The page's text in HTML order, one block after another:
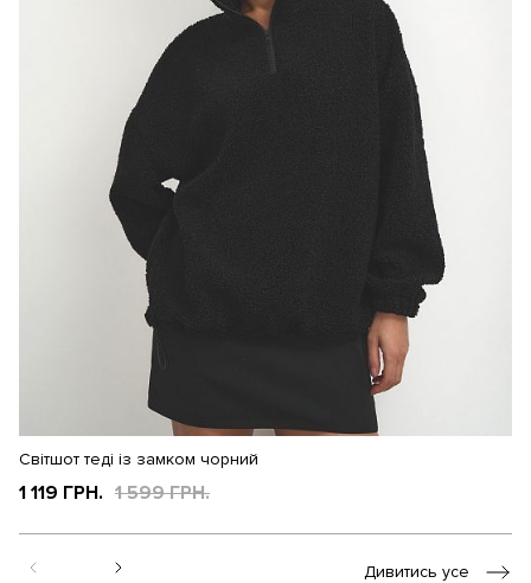
Світшот теді із замком чорний
1 119 ГРН. 1 599 ГРН.
Дивитись усе